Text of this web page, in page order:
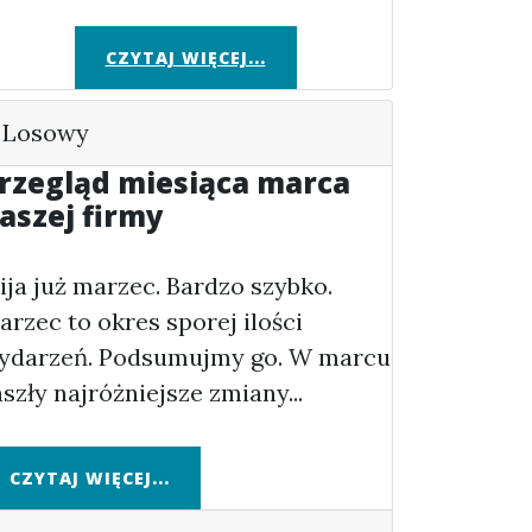
CZYTAJ WIĘCEJ...
Losowy
miesiąca marca
firmy
już marzec. Bardzo szybko.
to okres sporej ilości
Podsumujmy go. W marcu
najróżniejsze zmiany...
CZYTAJ WIĘCEJ...